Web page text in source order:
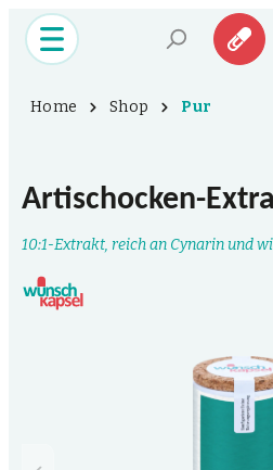
Home Shop Pur
Artischocken-
10:1-Extrakt, reich an Cynarin und